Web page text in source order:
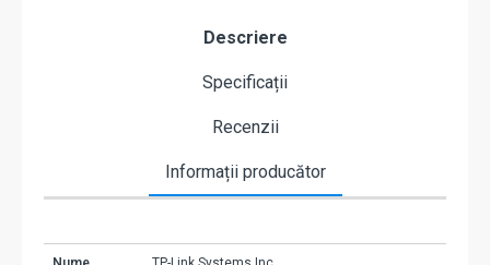
Descriere
Specificații
Recenzii
Informații producător